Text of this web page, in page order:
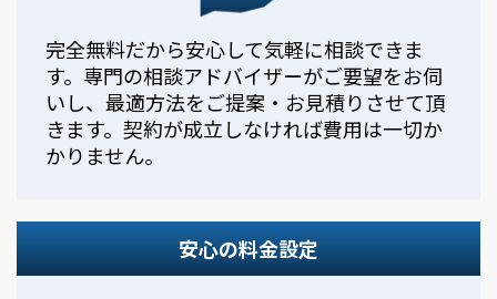
完全無料だから安心して気軽に相談できま
す。専門の相談アドバイザーがご要望をお伺
いし、最適方法をご提案・お見積りさせて頂
きます。契約が成立しなければ費用は一切か
かりません。
安心の料金設定